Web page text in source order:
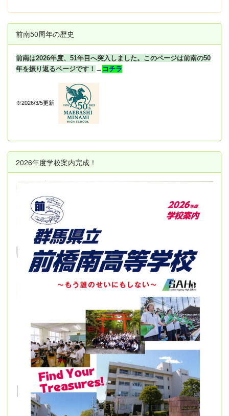
前南50周年の歴史
前南は2026年度、51年目へ突入しました。このページは前南の50
年を振り返るページです！ → コチラ
※2026/3/5更新
2026年度学校案内完成！